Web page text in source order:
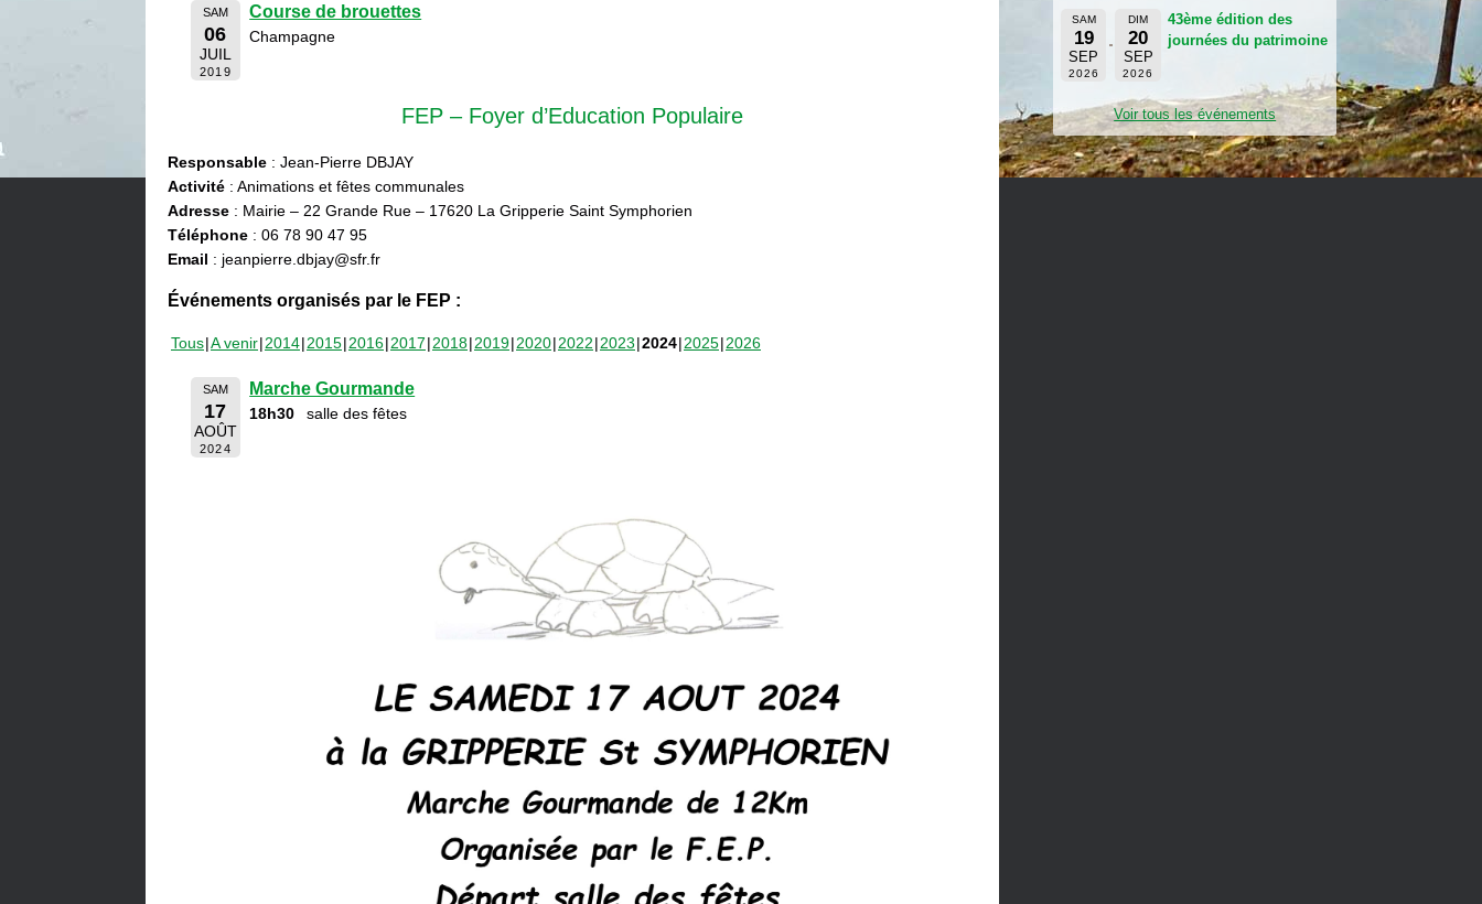
SAM
06
JUIL
2019
Course de brouettes
Champagne
FEP – Foyer d’Education Populaire
Responsable : Jean-Pierre DBJAY
Activité : Animations et fêtes communales
Adresse : Mairie – 22 Grande Rue – 17620 La Gripperie Saint Symphorien
Téléphone : 06 78 90 47 95
Email : jeanpierre.dbjay@sfr.fr
Événements organisés par le FEP :
Tous A venir 2014 2015 2016 2017 2018 2019 2020 2022 2023 2024 2025 2026
SAM
17
AOÛT
2024
Marche Gourmande
18h30 salle des fêtes
SAM
19
SEP
2026
DIM
20
SEP
2026
43ème édition des
journées du patrimoine
Voir tous les événements